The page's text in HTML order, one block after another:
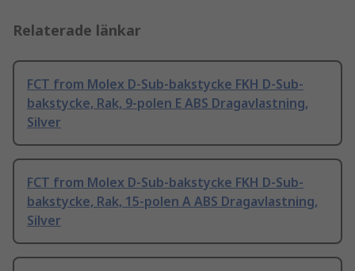
Relaterade länkar
FCT from Molex D-Sub-bakstycke FKH D-Sub-
bakstycke, Rak, 9-polen E ABS Dragavlastning,
Silver
FCT from Molex D-Sub-bakstycke FKH D-Sub-
bakstycke, Rak, 15-polen A ABS Dragavlastning,
Silver